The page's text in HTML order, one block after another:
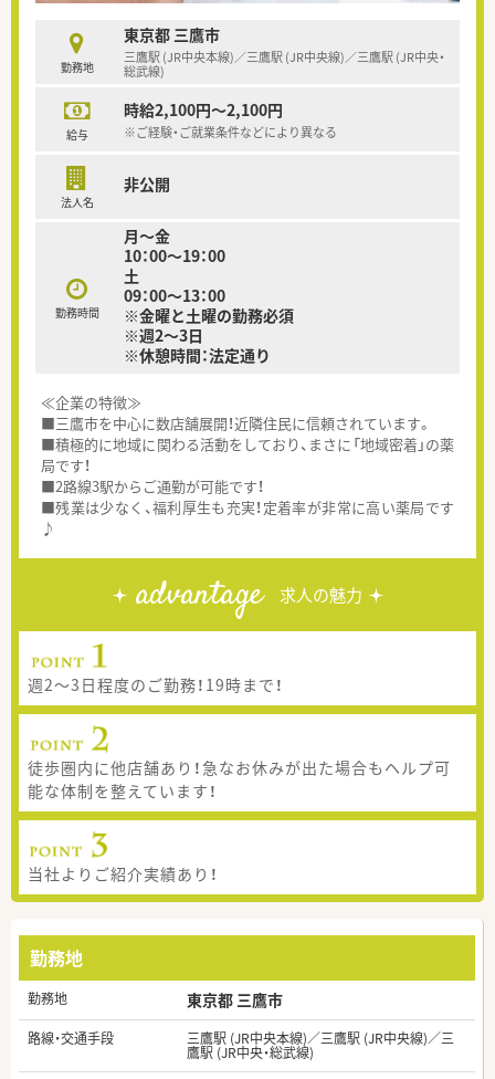
勤務地
東京都 三鷹市
三鷹駅 (JR中央本線)／三鷹駅 (JR中央線)／三鷹駅 (JR中央・
総武線)
給与
時給2,100円～2,100円
※ご経験・ご就業条件などにより異なる
法人名
非公開
勤務時間
月～金
10：00～19：00
土
09：00～13：00
※金曜と土曜の勤務必須
※週2～3日
※休憩時間：法定通り
≪企業の特徴≫
■三鷹市を中心に数店舗展開！近隣住民に信頼されています。
■積極的に地域に関わる活動をしており、まさに「地域密着」の薬
局です！
■2路線3駅からご通勤が可能です！
■残業は少なく、福利厚生も充実！定着率が非常に高い薬局です
♪
advantage 求人の魅力
週2～3日程度のご勤務！19時まで！
徒歩圏内に他店舗あり！急なお休みが出た場合もヘルプ可
能な体制を整えています！
当社よりご紹介実績あり！
勤務地
勤務地 東京都 三鷹市
路線・交通手段 三鷹駅 (JR中央本線)／三鷹駅 (JR中央線)／三
鷹駅 (JR中央・総武線)